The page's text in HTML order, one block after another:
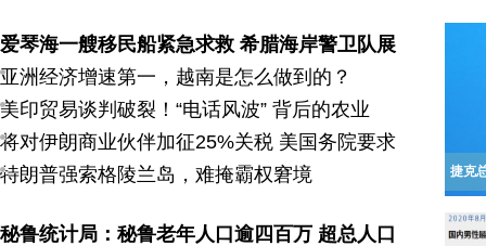
爱琴海一艘移民船紧急求救 希腊海岸警卫队展
亚洲经济增速第一，越南是怎么做到的？
美印贸易谈判破裂！“电话风波” 背后的农业
将对伊朗商业伙伴加征25%关税 美国务院要求
特朗普强索格陵兰岛，难掩霸权窘境
捷克
秘鲁统计局：秘鲁老年人口逾四百万 超总人口